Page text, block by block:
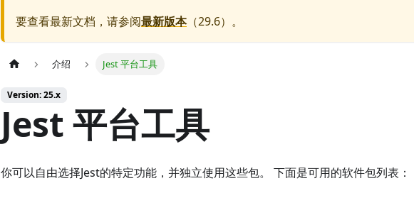
要查看最新文档，请参阅最新版本（29.6）。
介绍 Jest 平台工具
Version: 25.x
Jest 平台工具
你可以自由选择Jest的特定功能，并独立使用这些包。 下面是可用的软件包列表：